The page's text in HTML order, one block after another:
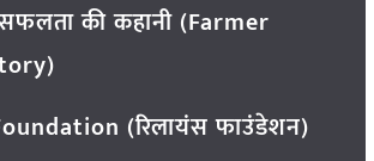
की कहानी (Farmer
(रिलायंस फाउंडेशन)